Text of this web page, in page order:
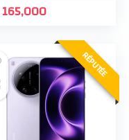
165,000
RÉPUTÉE